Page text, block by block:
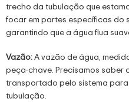
trecho da tubulação que
focar em partes específicas do
garantindo que a água flua
Vazão:A vazão de água,
peça-chave. Precisamos saber
transportado pelo sistema
tubulação.